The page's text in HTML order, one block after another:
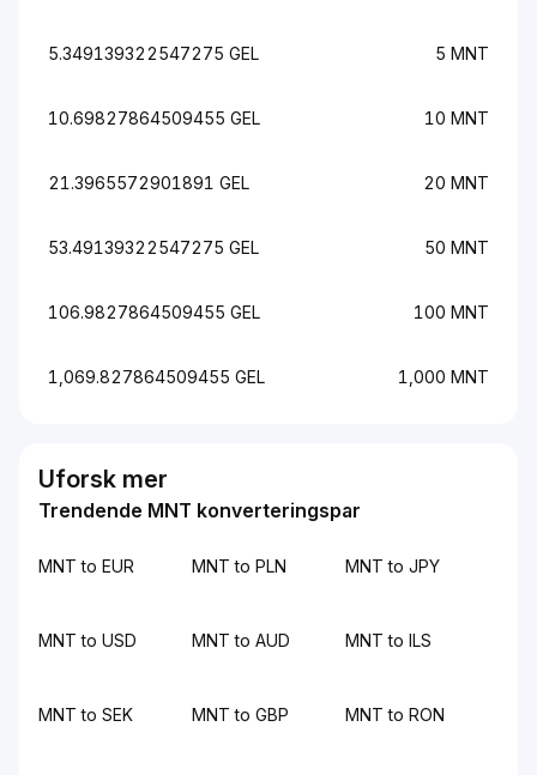
5.349139322547275 GEL 5 MNT
10.69827864509455 GEL 10 MNT
21.3965572901891 GEL 20 MNT
53.49139322547275 GEL 50 MNT
106.9827864509455 GEL 100 MNT
1,069.827864509455 GEL 1,000 MNT
Uforsk mer
Trendende MNT konverteringspar
MNT to EUR MNT to PLN MNT to JPY
MNT to USD MNT to AUD MNT to ILS
MNT to SEK MNT to GBP MNT to RON